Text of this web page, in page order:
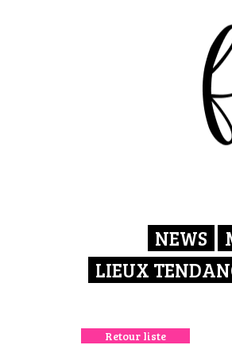
NEWS
LIEUX
Retour liste